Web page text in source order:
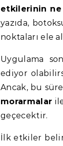
etkilerinin ne
yazıda,
noktaları ele
Uygulama
ediyor
Ancak, bu
morarmalar
geçecektir.
İlk etkiler